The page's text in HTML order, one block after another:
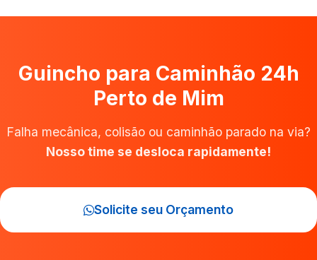
Guincho para Caminhão 24h
Perto de Mim
Falha mecânica, colisão ou caminhão parado na via?
Nosso time se desloca rapidamente!
Solicite seu Orçamento